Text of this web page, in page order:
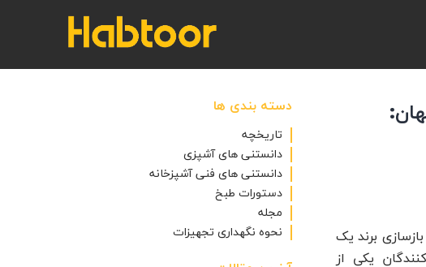
برند یک
یکی از
دسته بندی ها
تاریخچه
دانستنی های آشپزی
دانستنی های فنی آشپزخانه
دستورات طبخ
مجله
نحوه نگهداری تجهیزات